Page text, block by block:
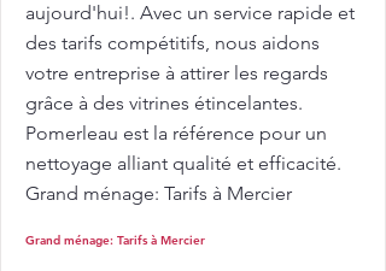
aujourd'hui!. Avec un service rapide et
des tarifs compétitifs, nous aidons
votre entreprise à attirer les regards
grâce à des vitrines étincelantes.
Pomerleau est la référence pour un
nettoyage alliant qualité et efficacité.
Grand ménage: Tarifs à Mercier
Grand ménage: Tarifs à Mercier